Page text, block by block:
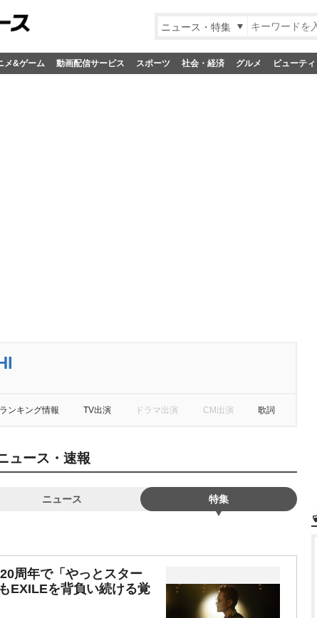
ニュース・特集
メ&ゲーム 動画配信サービス スポーツ 社会・経済 グルメ ビューティ
ランキング情報 TV出演 ドラマ出演 CM出演 歌詞
ュース・速報
ニュース 特集
周年で「やっとスター
EXILEを背負い続ける覚